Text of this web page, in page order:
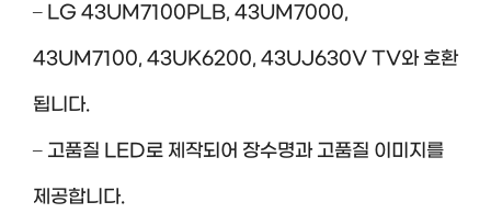
– LG 43UM7100PLB, 43UM7000,
43UM7100, 43UK6200, 43UJ630V TV와 호환
됩니다.
– 고품질 LED로 제작되어 장수명과 고품질 이미지를
제공합니다.